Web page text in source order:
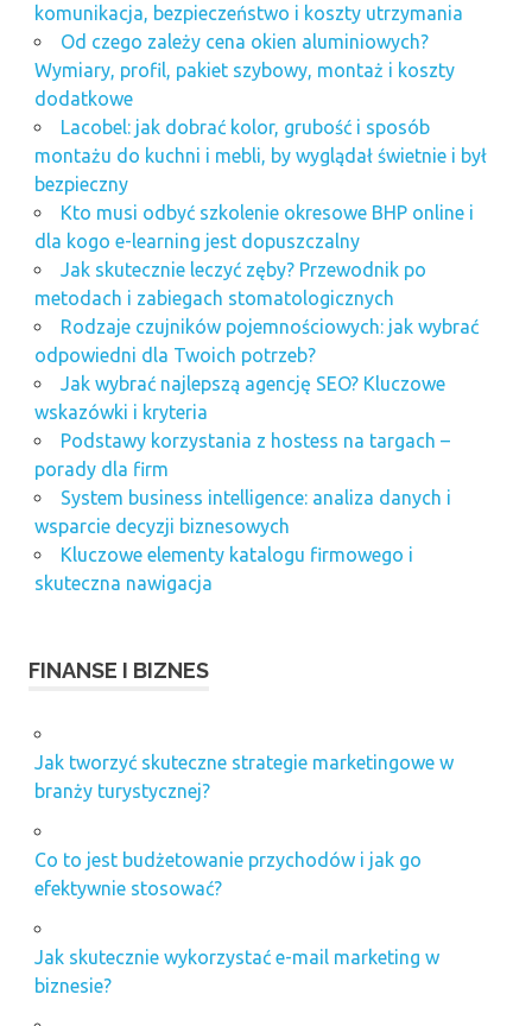
komunikacja, bezpieczeństwo i koszty utrzymania
Od czego zależy cena okien aluminiowych?
Wymiary, profil, pakiet szybowy, montaż i koszty
dodatkowe
Lacobel: jak dobrać kolor, grubość i sposób
montażu do kuchni i mebli, by wyglądał świetnie i był
bezpieczny
Kto musi odbyć szkolenie okresowe BHP online i
dla kogo e-learning jest dopuszczalny
Jak skutecznie leczyć zęby? Przewodnik po
metodach i zabiegach stomatologicznych
Rodzaje czujników pojemnościowych: jak wybrać
odpowiedni dla Twoich potrzeb?
Jak wybrać najlepszą agencję SEO? Kluczowe
wskazówki i kryteria
Podstawy korzystania z hostess na targach –
porady dla firm
System business intelligence: analiza danych i
wsparcie decyzji biznesowych
Kluczowe elementy katalogu firmowego i
skuteczna nawigacja
FINANSE I BIZNES
Jak tworzyć skuteczne strategie marketingowe w
branży turystycznej?
Co to jest budżetowanie przychodów i jak go
efektywnie stosować?
Jak skutecznie wykorzystać e-mail marketing w
biznesie?